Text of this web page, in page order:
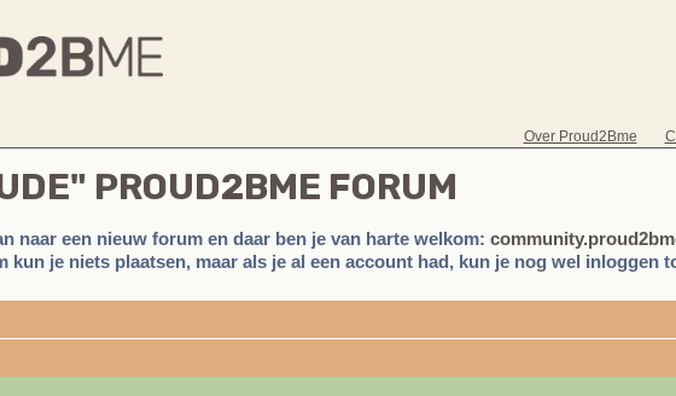
Over Proud2Bme
PROUD2BME FORUM
naar een nieuw forum en daar ben je van harte welkom:
kun je niets plaatsen, maar als je al een account had, kun je nog wel inloggen